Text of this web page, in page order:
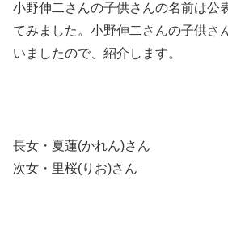
小野伸二さんの子供さんの名前は公
てみました。小野伸二さんの子供さ
いましたので、紹介します。
長女・夏蓮(かれん)さん
次女・里桜(りお)さん